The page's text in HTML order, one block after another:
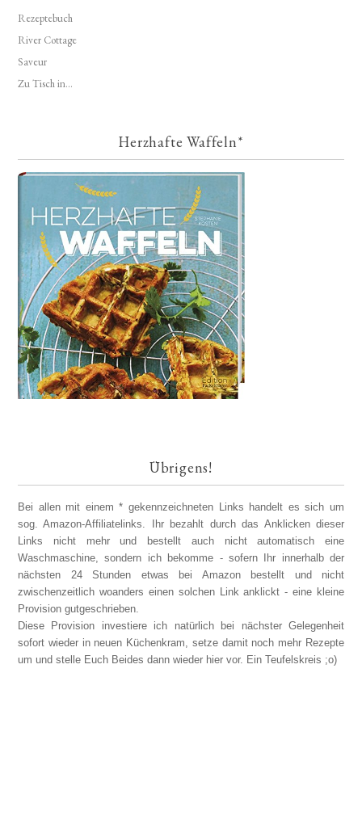
Rezeptebuch
River Cottage
Saveur
Zu Tisch in...
Herzhafte Waffeln*
Übrigens!
Bei allen mit einem * gekennzeichneten Links handelt es sich um
sog. Amazon-Affiliatelinks. Ihr bezahlt durch das Anklicken dieser
Links nicht mehr und bestellt auch nicht automatisch eine
Waschmaschine, sondern ich bekomme - sofern Ihr innerhalb der
nächsten 24 Stunden etwas bei Amazon bestellt und nicht
zwischenzeitlich woanders einen solchen Link anklickt - eine kleine
Provision gutgeschrieben.
Diese Provision investiere ich natürlich bei nächster Gelegenheit
sofort wieder in neuen Küchenkram, setze damit noch mehr Rezepte
um und stelle Euch Beides dann wieder hier vor. Ein Teufelskreis ;o)